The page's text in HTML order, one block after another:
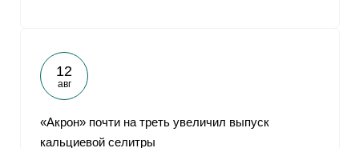
12
авг
«Акрон» почти на треть увеличил выпуск
кальциевой селитры